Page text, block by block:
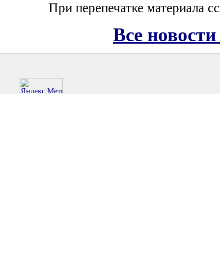
При перепечатке материала
Все